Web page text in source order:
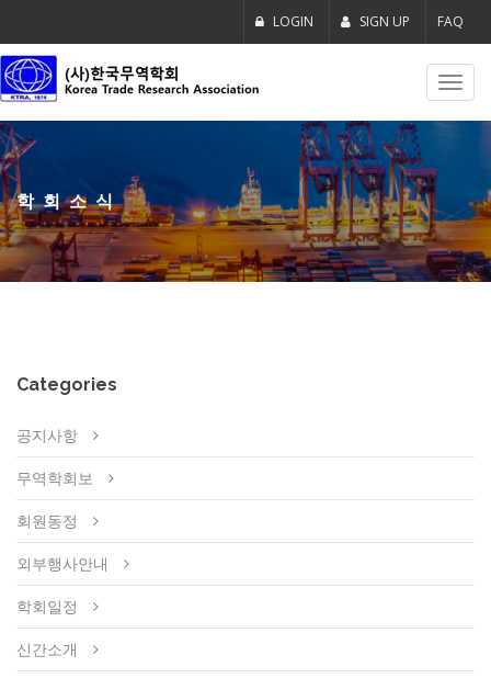
LOGIN SIGN UP FAQ
학회소식
Categories
공지사항
무역학회보
회원동정
외부행사안내
학회일정
신간소개